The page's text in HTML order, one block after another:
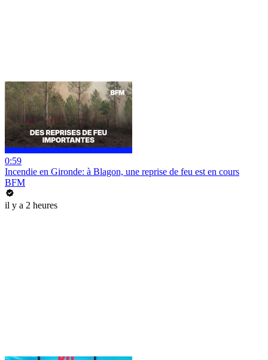
0:59
Incendie en Gironde: à Blagon, une reprise de feu est en cours
BFM
il y a 2 heures